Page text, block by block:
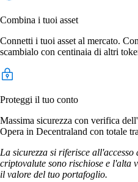
Combina i tuoi asset
Connetti i tuoi asset al mercato.
scambialo con centinaia di altri
Proteggi il tuo conto
Massima sicurezza con verifica
Opera in Decentraland con totale
La sicurezza si riferisce
criptovalute sono rischiose e l'alta
il valore del tuo portafoglio.